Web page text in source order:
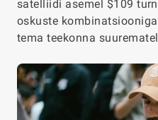
satelliidi asemel $109
oskuste
tema teekonna